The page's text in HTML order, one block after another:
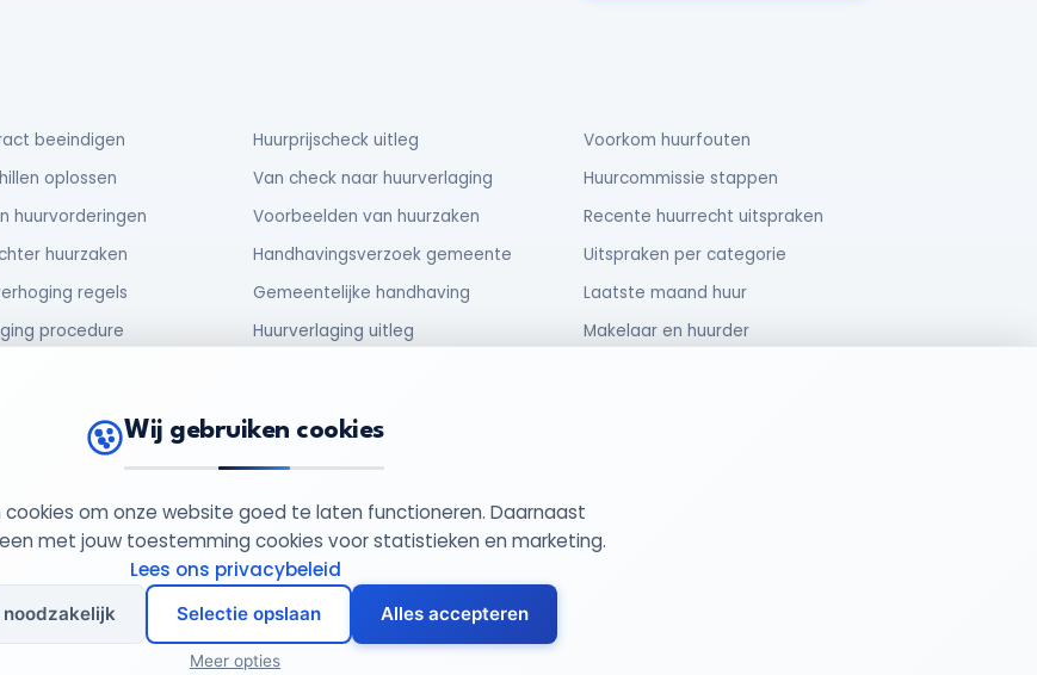
beeindigen
oplossen
huurvorderingen
huurzaken
regels
procedure
Huurprijscheck uitleg
Van check naar huurverlaging
Voorbeelden van huurzaken
Handhavingsverzoek gemeente
Gemeentelijke handhaving
Huurverlaging uitleg
Voorkom huurfouten
Huurcommissie stappen
Recente huurrecht uitspraken
Uitspraken per categorie
Laatste maand huur
Makelaar en huurder
Privacy Beleid Cookie Beleid Algemene Voorwaarden
Wij gebruiken cookies
cookies om onze website goed te laten functioneren. Daarnaast
met jouw toestemming cookies voor statistieken en marketing.
Lees ons privacybeleid
noodzakelijk Selectie opslaan Alles accepteren
Meer opties